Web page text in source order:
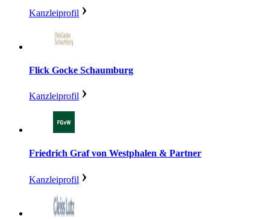
Kanzleiprofil
Flick Gocke Schaumburg
Kanzleiprofil
Friedrich Graf von Westphalen & Partner
Kanzleiprofil